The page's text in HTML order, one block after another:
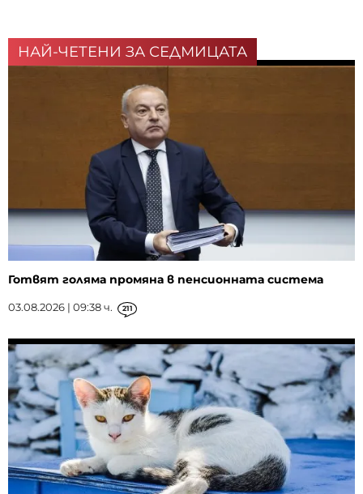
НАЙ-ЧЕТЕНИ ЗА СЕДМИЦАТА
Готвят голяма промяна в пенсионната система
03.08.2026 | 09:38 ч. 211